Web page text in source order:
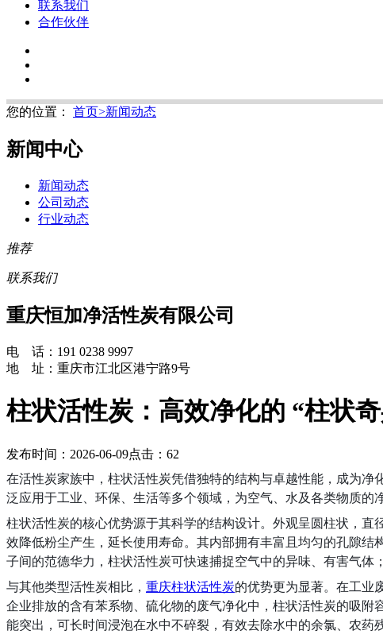
联系我们
合作伙伴
您的位置： 首页>新闻动态
新闻中心
新闻动态
公司动态
行业动态
推荐
联系我们
重庆恒加净活性炭有限公司
电 话：191 0238 9997
地 址：重庆市江北区港宁路9号
柱状活性炭：高效净化的 “柱状
发布时间：2026-06-09点击：62
在活性炭家族中，柱状活性炭凭借独特的结构与卓越性能，成为
泛应用于工业、环保、生活等多个领域，为空气、水及各类物质的
柱状活性炭的核心优势源于其科学的结构设计。外观呈圆柱状，直
效降低粉尘产生，延长使用寿命。其内部拥有丰富且均匀的孔隙结
子间的范德华力，柱状活性炭可快速捕捉空气中的异味、有害气体
与其他类型活性炭相比， 重庆柱状活性炭的优势更为显著。在工业
企业排放的含有苯系物、硫化物的废气净化中，柱状活性炭的吸
能突出，可长时间浸泡在水中不碎裂，有效去除水中的余氯、农药